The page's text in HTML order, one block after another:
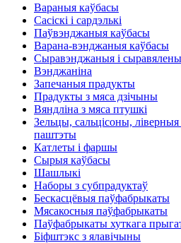
Вараныя каўбасы
Сасіскі і сардэлькі
Паўвэнджаныя каўбасы
Варана-вэнджаныя каўбасы
Сыравэнджаныя і
Вэнджаніна
Запечаныя прадукты
Прадукты з мяса дзічыны
Вяндліна з мяса птушкі
Зельцы, сальцісоны,
паштэты
Катлеты і фаршы
Сырыя каўбасы
Шашлыкі
Наборы з субпрадуктаў
Бескасцёвыя паўфабрыкаты
Мясакосныя паўфабрыкаты
Паўфабрыкаты хуткага
Біфштэкс з ялавічыны